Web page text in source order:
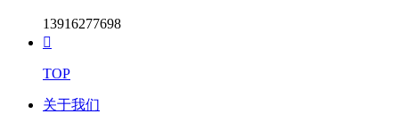
13916277698

TOP
关于我们